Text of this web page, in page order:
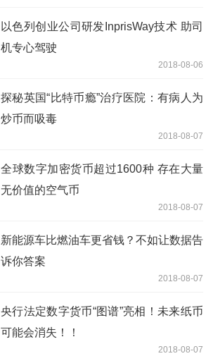
以色列创业公司研发InprisWay技术 助司
机专心驾驶
2018-08-06
探秘英国“比特币瘾”治疗医院：有病人为
炒币而吸毒
2018-08-07
全球数字加密货币超过1600种 存在大量
无价值的空气币
2018-08-07
新能源车比燃油车更省钱？不如让数据告
诉你答案
2018-08-07
央行法定数字货币“图谱”亮相！未来纸币
可能会消失！！
2018-08-07